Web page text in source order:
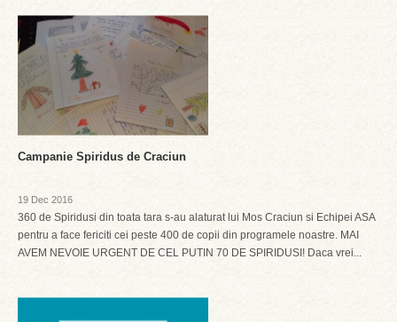
Campanie Spiridus de Craciun
19 Dec 2016
360 de Spiridusi din toata tara s-au alaturat lui Mos Craciun si Echipei ASA
pentru a face fericiti cei peste 400 de copii din programele noastre. MAI
AVEM NEVOIE URGENT DE CEL PUTIN 70 DE SPIRIDUSI! Daca vrei...